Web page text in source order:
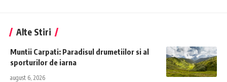
Alte Stiri
Muntii Carpati: Paradisul drumetiilor si al
sporturilor de iarna
august 6, 2026